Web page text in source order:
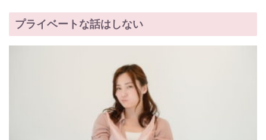
プライベートな話はしない